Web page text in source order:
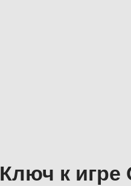
Ключ к игре